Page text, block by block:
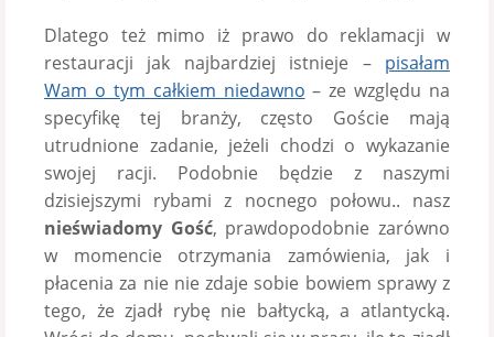
Dlatego też mimo iż prawo do reklamacji w
restauracji jak najbardziej istnieje – pisałam
Wam o tym całkiem niedawno – ze względu na
specyfikę tej branży, często Goście mają
utrudnione zadanie, jeżeli chodzi o wykazanie
swojej racji. Podobnie będzie z naszymi
dzisiejszymi rybami z nocnego połowu.. nasz
nieświadomy Gość, prawdopodobnie zarówno
w momencie otrzymania zamówienia, jak i
płacenia za nie nie zdaje sobie bowiem sprawy z
tego, że zjadł rybę nie bałtycką, a atlantycką.